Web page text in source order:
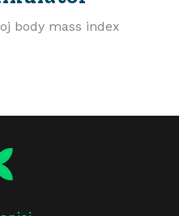
body mass index